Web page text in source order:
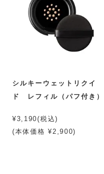
シルキーウェットリクイ
ド レフィル（パフ付き）
¥3,190(税込)
(本体価格 ¥2,900)